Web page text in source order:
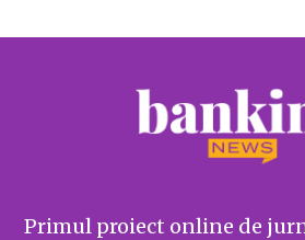
Primul proiect online de